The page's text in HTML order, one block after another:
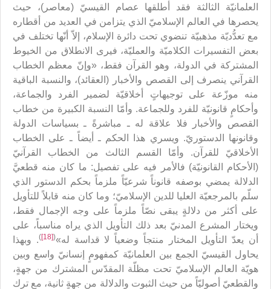
العلمانيّة الثالثة فقد أطلقها عصام القيسيّ (معاصر)، حيث
يحصرها في العالم الإسلاميّ الذي يتزامن في العديد من أقطاره
مع تعدُّديّة مذهبيّة تنضوي تحت دائرة الإسلام، إلاّ أنّها تختلف في
بعض التفسيرات الكلاميّة والعمليّة، فيرى الانطلاق من الخيوط
المشتركة في الدولة، وهو القرآن فقط، «وإنّ معظم الخطاب
القرآني ينصرف إلى القصص والأخبار (العقائد)، والنسبة الباقية
منه موزّعة على توجيهاتٍ أخلاقيّة لضمير الفرد والجماعة،
وأحكامٍ قانونيّة للفرد وللجماعة. وأمّا النسبة الكبيرة من خطاب
القصص والأخبار فلا علاقة له ـ مباشرةً ـ بسياسات الدولة
وقانونها الدستوريّ. ويسري هذا الحكم ـ أيضاً ـ على الخطاب
الأخلاقيّ للقرآن. وأمّا القسم الثالث من الخطاب القرآنيّ
(الأحكام القانونيّة) فالأمر فيه على تفصيل: ما كان منه قطعيَّ
الدلالة يمضي بوصفه قانوناً شرعيّاً ملزماً بحكم الدستور الذي
سلّم بالمرجعيّة العليا للدين الإسلاميّ؛ وما كان منه قابلاً للتأويل
على أكثر من دلالةٍ يبقى نصّاً ملزماً على وجه الإجمال فقط،
ويختار المشرع المدنيّ بعد ذلك التأويل الذي يراه مناسباً، على
أن يعدّ التأويل المختار منتجاً وضعياً لا قداسة له»(
[18]
). وبهذا
يحاول القيسيّ الجمع بين العلمانيّة كمفهومٍ إنسانيّ واسع وبين
هويّة العالم الإسلاميّ تحت مظلّة المقدّس المشترك من جهةٍ،
والقطعيّ أصوليّاً من حيث الثبوت والدلالة من جهةٍ ثانية، مع ترك